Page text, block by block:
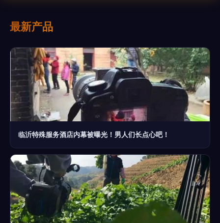
最新产品
临沂特殊服务酒店内幕被曝光！男人们长点心吧！